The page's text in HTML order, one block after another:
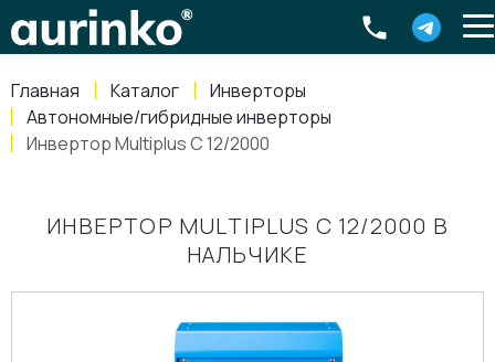
Главная Каталог
Инверторы
Автономные/гибридные инверторы
Инвертор Multiplus C 12/2000
ИНВЕРТОР MULTIPLUS C 12/2000 В
НАЛЬЧИКЕ
Россия, Свердловская область Екатеринбург ,
8-800-770-79-40